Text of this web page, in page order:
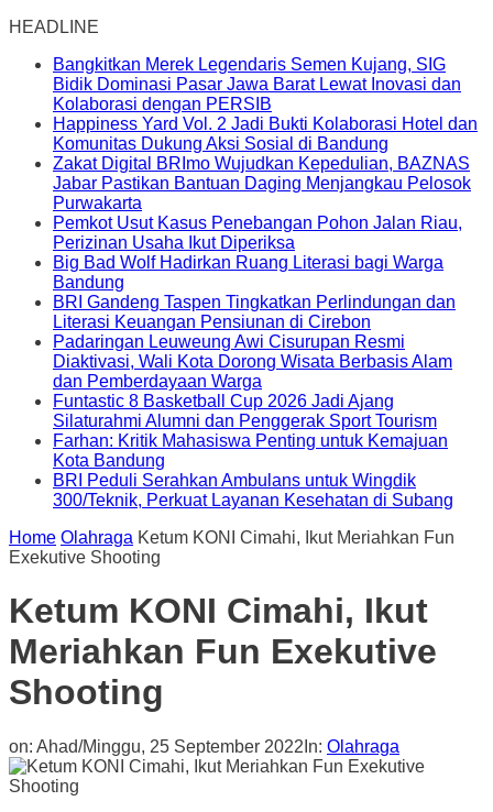
HEADLINE
Bangkitkan Merek Legendaris Semen Kujang, SIG
Bidik Dominasi Pasar Jawa Barat Lewat Inovasi dan
Kolaborasi dengan PERSIB
Happiness Yard Vol. 2 Jadi Bukti Kolaborasi Hotel dan
Komunitas Dukung Aksi Sosial di Bandung
Zakat Digital BRImo Wujudkan Kepedulian, BAZNAS
Jabar Pastikan Bantuan Daging Menjangkau Pelosok
Purwakarta
Pemkot Usut Kasus Penebangan Pohon Jalan Riau,
Perizinan Usaha Ikut Diperiksa
Big Bad Wolf Hadirkan Ruang Literasi bagi Warga
Bandung
BRI Gandeng Taspen Tingkatkan Perlindungan dan
Literasi Keuangan Pensiunan di Cirebon
Padaringan Leuweung Awi Cisurupan Resmi
Diaktivasi, Wali Kota Dorong Wisata Berbasis Alam
dan Pemberdayaan Warga
Funtastic 8 Basketball Cup 2026 Jadi Ajang
Silaturahmi Alumni dan Penggerak Sport Tourism
Farhan: Kritik Mahasiswa Penting untuk Kemajuan
Kota Bandung
BRI Peduli Serahkan Ambulans untuk Wingdik
300/Teknik, Perkuat Layanan Kesehatan di Subang
Home Olahraga Ketum KONI Cimahi, Ikut Meriahkan Fun
Exekutive Shooting
Ketum KONI Cimahi, Ikut
Meriahkan Fun Exekutive
Shooting
on: Ahad/Minggu, 25 September 2022 In: Olahraga